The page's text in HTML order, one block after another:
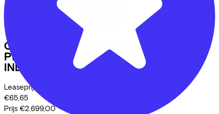
Cube
REACTION HYBRID
PERFORMANCE 600 FE
INDIGOBLUE/REFLEX
(2026)
Leaseprijs p/m vanaf
€65,65
Prijs €2.699,00